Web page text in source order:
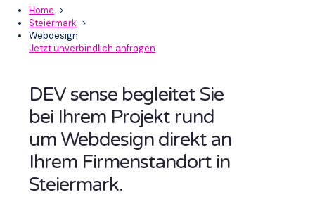
Home >
Steiermark >
Webdesign
Jetzt unverbindlich anfragen
DEV sense begleitet Sie
bei Ihrem Projekt rund
um Webdesign direkt an
Ihrem Firmenstandort in
Steiermark.